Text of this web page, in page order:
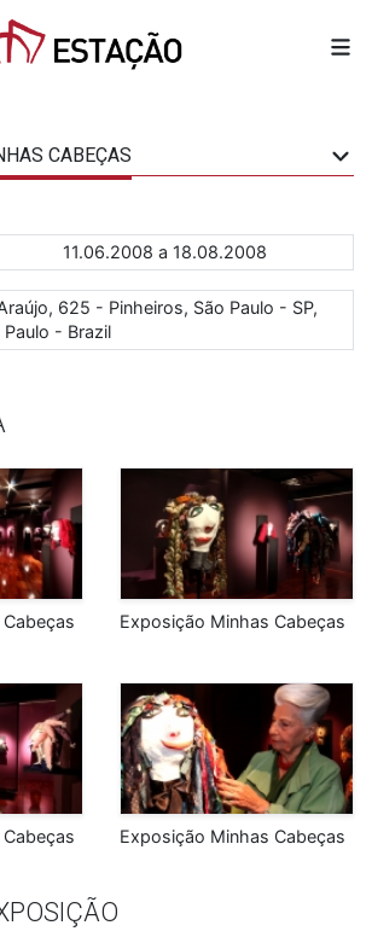
CABEÇAS
11.06.2008 a 18.08.2008
625 - Pinheiros, São Paulo - SP,
- Brazil
Exposição Minhas Cabeças
Exposição Minhas Cabeças